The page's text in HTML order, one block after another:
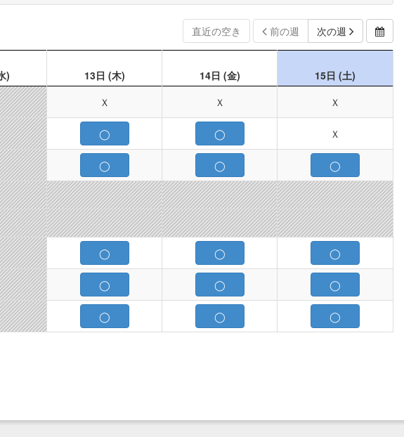
直近の空き 前の週 次の週
) 13日 (木) 14日 (金) 15日 (土)
Ｘ Ｘ
Ｘ
◯ ◯
Ｘ
◯ ◯
◯
◯ ◯
◯
◯ ◯
◯
◯ ◯ ◯